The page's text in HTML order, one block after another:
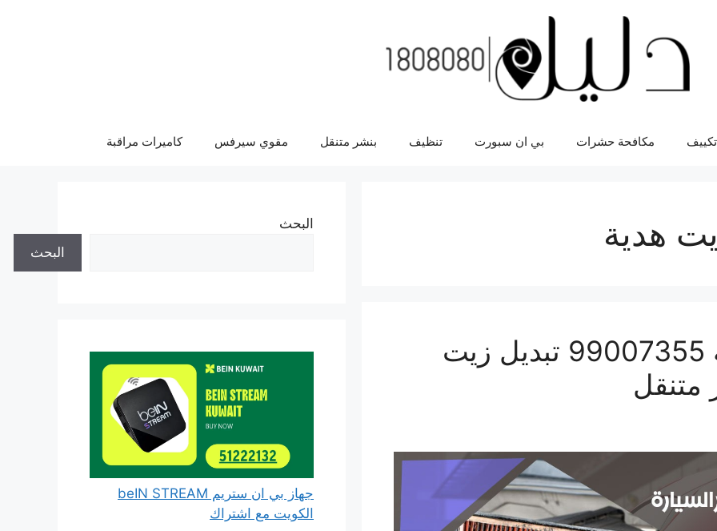
تكييف مكافحة حشرات بي ان سبورت تنظيف بنشر متنقل مقوي سيرفس كاميرات مراقبة
هدية
تبديل زيت السيارة هدية 99007355 تبديل زيت
متنقل
البحث
البحث
جهاز بي ان ستريم beIN STREAM
الكويت مع اشتراك